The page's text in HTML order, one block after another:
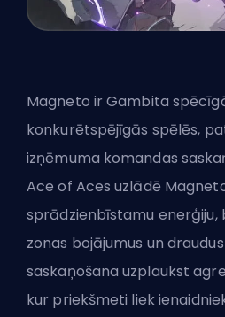
Magneto ir Gambita
konkurētspējīgās spēlēs,
izņēmuma komandas
Ace of Aces uzlādē
sprādzienbīstamu enerģiju,
zonas bojājumus un
saskaņošana uzplaukst
kur priekšmeti liek